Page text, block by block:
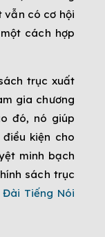
vẫn có cơ hội
cách hợp
trục xuất
gia chương
đó, nó giúp
kiện cho
minh bạch
sách trục
Đài Tiếng Nói